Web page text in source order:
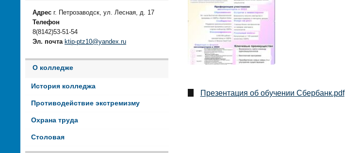
Адрес г. Петрозаводск, ул. Лесная, д. 17
Телефон
8(8142)53-51-54
Эл. почта ktip-ptz10@yandex.ru
О колледже
История колледжа
Противодействие экстремизму
Охрана труда
Столовая
Презентация об обучении Сбербанк.pdf